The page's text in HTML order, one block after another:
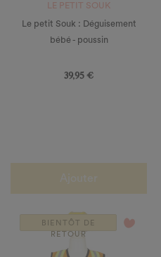
LE PETIT SOUK
Le petit Souk : Déguisement
bébé - poussin
39,95 €
BIENTÔT DE
RETOUR
favorite_border